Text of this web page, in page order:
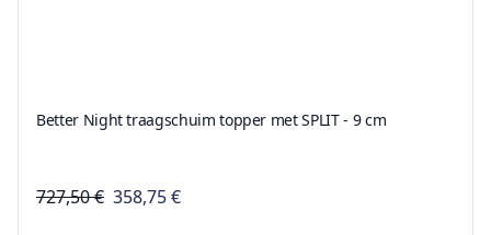
Better Night traagschuim topper met SPLIT - 9 cm
727,50 € 358,75 €